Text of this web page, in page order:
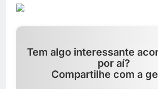
Tem algo interessante
por aí?
Compartilhe com a